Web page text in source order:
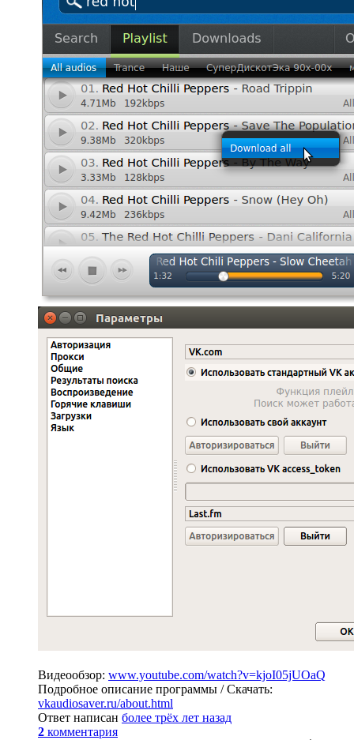
Видеообзор: www.youtube.com/watch?v=kjoI05jUOaQ
Подробное описание программы / Скачать:
vkaudiosaver.ru/about.html
Ответ написан более трёх лет назад
2 комментария